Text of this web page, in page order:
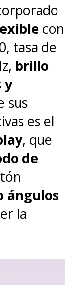
con
tasa de
brillo
y
sus
es el
, que
de
ángulos
la